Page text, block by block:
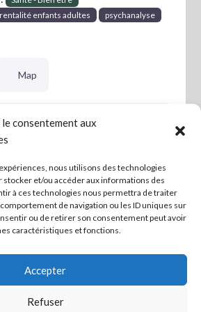
consentement aux
nous utilisons des technologies
stocker et/ou accéder aux informations des
à ces technologies nous permettra de traiter
de navigation ou les ID uniques sur
ou de retirer son consentement peut avoir
caractéristiques et fonctions.
Accepter
Refuser
enfants adultes
psychanalyse
Map